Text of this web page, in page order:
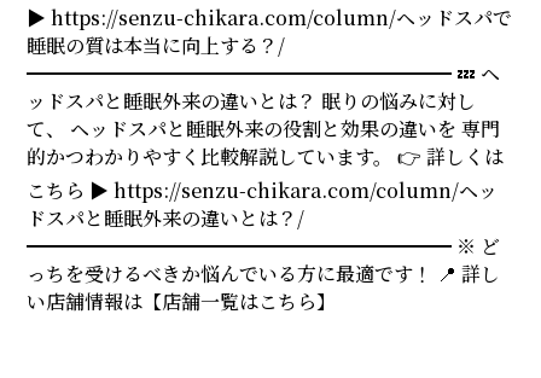
▶ https://senzu-chikara.com/column/ヘッドスパで
睡眠の質は本当に向上する？/
━━━━━━━━━━━━━━━━━━━━━━ 💤 ヘ
ッドスパと睡眠外来の違いとは？ 眠りの悩みに対し
て、 ヘッドスパと睡眠外来の役割と効果の違いを 専門
的かつわかりやすく比較解説しています。 👉 詳しくは
こちら ▶ https://senzu-chikara.com/column/ヘッ
ドスパと睡眠外来の違いとは？/
━━━━━━━━━━━━━━━━━━━━━━ ※ ど
っちを受けるべきか悩んでいる方に最適です！ 📍 詳し
い店舗情報は【店舗一覧はこちら】